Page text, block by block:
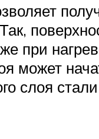
при
может
слоя